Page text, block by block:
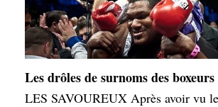
Les drôles de surnoms des boxeurs
LES SAVOUREUX Après avoir vu